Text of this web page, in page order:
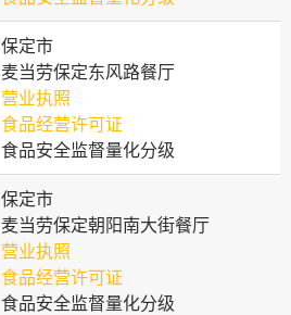
保定市
麦当劳保定东风路餐厅
营业执照
食品经营许可证
食品安全监督量化分级
保定市
麦当劳保定朝阳南大街餐厅
营业执照
食品经营许可证
食品安全监督量化分级